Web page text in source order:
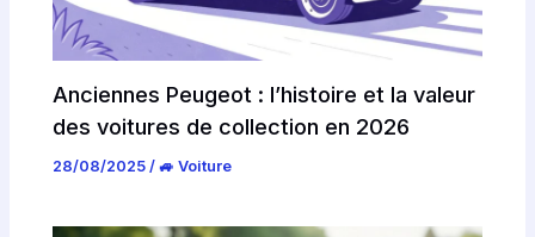
Anciennes Peugeot : l’histoire et la valeur
des voitures de collection en 2026
28/08/2025/🚙 Voiture